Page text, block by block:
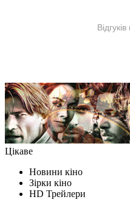
Цікаве
Новини кіно
Зірки кіно
HD Трейлери